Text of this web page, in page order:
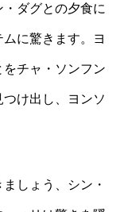
ダグとの夕食に
に驚きます。ヨ
チャ・ソンフン
け出し、ヨンソ
しょう、シン・